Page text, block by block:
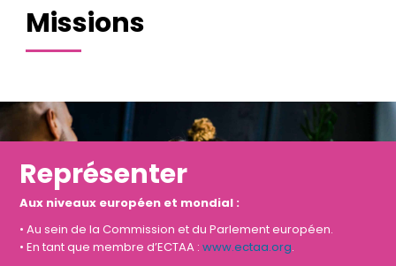
Missions
Représenter
Aux niveaux européen et mondial :
• Au sein de la Commission et du Parlement européen.
• En tant que membre d’ECTAA :www.ectaa.org.